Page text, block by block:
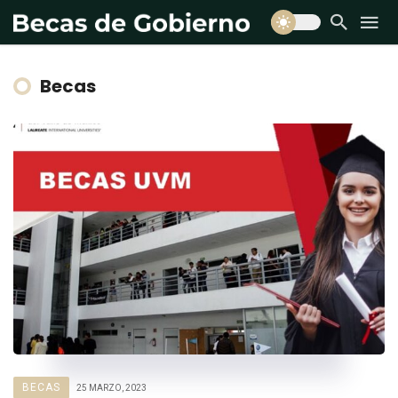
Becas
BECAS 25 MARZO, 2023